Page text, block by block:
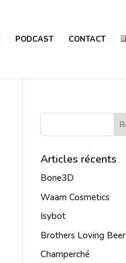
PODCAST CONTACT
Articles récents
Bone3D
Waam Cosmetics
Isybot
Brothers Loving Beer
Champerché